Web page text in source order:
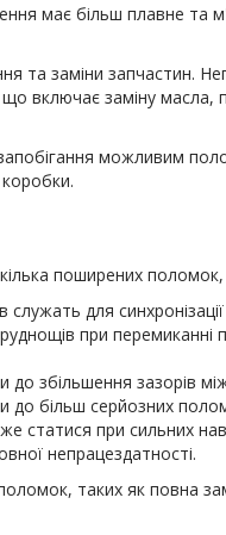
має більш плавне та
заміни запчастин.
заміну масла,
можливим
коробки.
поширених поломок,
для синхронізації
при
збільшення зазорів
до більш серйозних
статися при сильних
непрацездатності.
таких як повна